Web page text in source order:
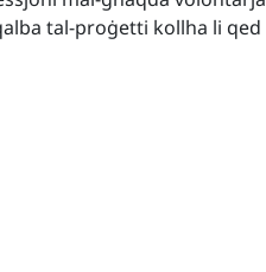
tal-proġetti kollha li qed